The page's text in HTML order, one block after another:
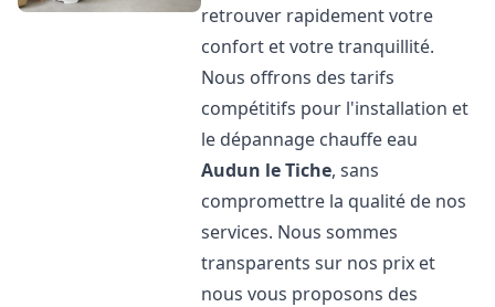
retrouver rapidement votre
confort et votre tranquillité.
Nous offrons des tarifs
compétitifs pour l'installation et
le dépannage chauffe eau
Audun le Tiche, sans
compromettre la qualité de nos
services. Nous sommes
transparents sur nos prix et
nous vous proposons des